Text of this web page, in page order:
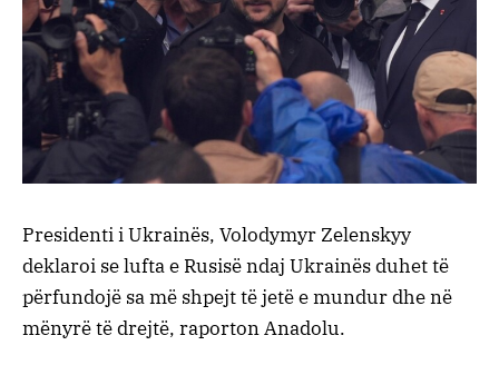
Presidenti i Ukrainës, Volodymyr Zelenskyy
deklaroi se lufta e Rusisë ndaj Ukrainës duhet të
përfundojë sa më shpejt të jetë e mundur dhe në
mënyrë të drejtë, raporton Anadolu.